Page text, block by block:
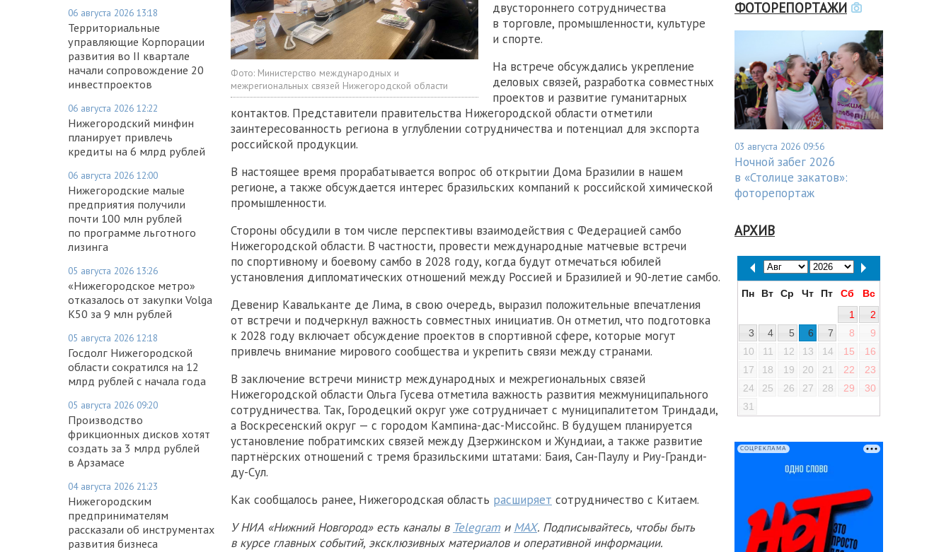
06 августа 2026 13:18
Территориальные
управляющие Корпорации
развития во II квартале
начали сопровождение 20
инвестпроектов
06 августа 2026 12:22
Нижегородский минфин
планирует привлечь
кредиты на 6 млрд рублей
06 августа 2026 12:00
Нижегородские малые
предприятия получили
почти 100 млн рублей
по программе льготного
лизинга
05 августа 2026 13:26
«Нижегородское метро»
отказалось от закупки Volga
K50 за 9 млн рублей
05 августа 2026 12:18
Госдолг Нижегородской
области сократился на 12
млрд рублей с начала года
05 августа 2026 09:20
Производство
фрикционных дисков хотят
создать за 3 млрд рублей
в Арзамасе
04 августа 2026 21:23
Нижегородским
предпринимателям
рассказали об инструментах
развития бизнеса
Фото: Министерство международных и
межрегиональных связей Нижегородской области
двустороннего сотрудничества
в торговле, промышленности, культуре
и спорте.
На встрече обсуждались укрепление
деловых связей, разработка совместных
проектов и развитие гуманитарных
контактов. Представители правительства Нижегородской области отметили
заинтересованность региона в углублении сотрудничества и потенциал для экспорта
российской продукции.
В настоящее время прорабатывается вопрос об открытии Дома Бразилии в нашем
регионе, а также обсуждается интерес бразильских компаний к российской химической
промышленности.
Стороны обсудили в том числе перспективы взаимодействия с Федерацией самбо
Нижегородской области. В частности, провести международные матчевые встречи
по спортивному и боевому самбо в 2028 году, когда будут отмечаться юбилей
установления дипломатических отношений между Россией и Бразилией и 90-летие самбо.
Девенир Кавальканте де Лима, в свою очередь, выразил положительные впечатления
от встречи и подчеркнул важность совместных инициатив. Он отметил, что подготовка
к 2028 году включает обсуждение проектов в спортивной сфере, которые могут
привлечь внимание мирового сообщества и укрепить связи между странами.
В заключение встречи министр международных и межрегиональных связей
Нижегородской области Ольга Гусева отметила важность развития межмуниципального
сотрудничества. Так, Городецкий округ уже сотрудничает с муниципалитетом Триндади,
а Воскресенский округ — с городом Кампина-дас-Миссойнс. В будущем планируется
установление побратимских связей между Дзержинском и Жундиаи, а также развитие
партнёрских отношений с тремя бразильскими штатами: Баия, Сан-Паулу и Риу-Гранди-
ду-Сул.
Как сообщалось ранее, Нижегородская область расширяет сотрудничество с Китаем.
У НИА «Нижний Новгород» есть каналы в Telegram и MAX. Подписывайтесь, чтобы быть
в курсе главных событий, эксклюзивных материалов и оперативной информации.
ФОТОРЕПОРТАЖИ
03 августа 2026 09:56
Ночной забег 2026
в «Столице закатов»:
фоторепортаж
АРХИВ
Пн Вт Ср Чт Пт Сб
Вс
1
2
3
4 5 6 7 8
9
10
11 12 13 14 15
16
17
18 19 20 21 22
23
24
25 26 27 28 29
30
31
СОЦРЕКЛАМА